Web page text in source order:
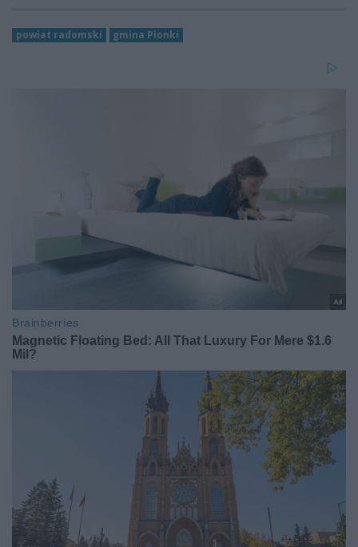
powiat radomski gmina Pionki